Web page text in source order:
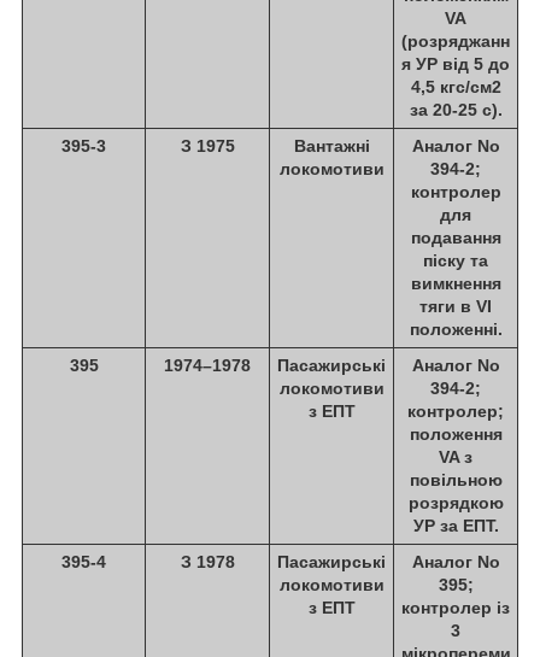
VA
(розряджанн
я УР від 5 до
4,5 кгс/см2
за 20-25 с).
395-3
З 1975
Вантажні
локомотиви
Аналог No
394-2;
контролер
для
подавання
піску та
вимкнення
тяги в VI
положенні.
395
1974–1978
Пасажирські
локомотиви
з ЕПТ
Аналог No
394-2;
контролер;
положення
VA з
повільною
розрядкою
УР за ЕПТ.
395-4
З 1978
Пасажирські
локомотиви
з ЕПТ
Аналог No
395;
контролер із
3
мікропереми